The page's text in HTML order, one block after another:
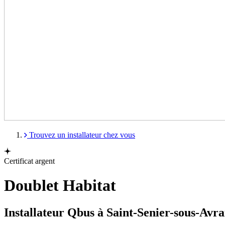
Trouvez un installateur chez vous
Certificat argent
Doublet Habitat
Installateur Qbus à Saint-Senier-sous-